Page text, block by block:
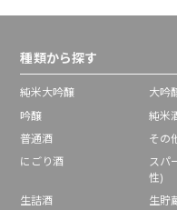
種類から探す
純米大吟醸 大吟
吟醸
純米
普通酒
その
にごり酒
スパ
性)
生詰酒 生貯